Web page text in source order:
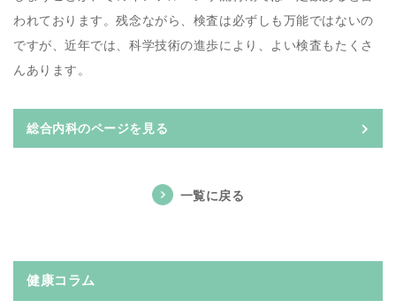
われております。残念ながら、検査は必ずしも万能ではないの
ですが、近年では、科学技術の進歩により、よい検査もたくさ
んあります。
総合内科のページを見る
一覧に戻る
健康コラム